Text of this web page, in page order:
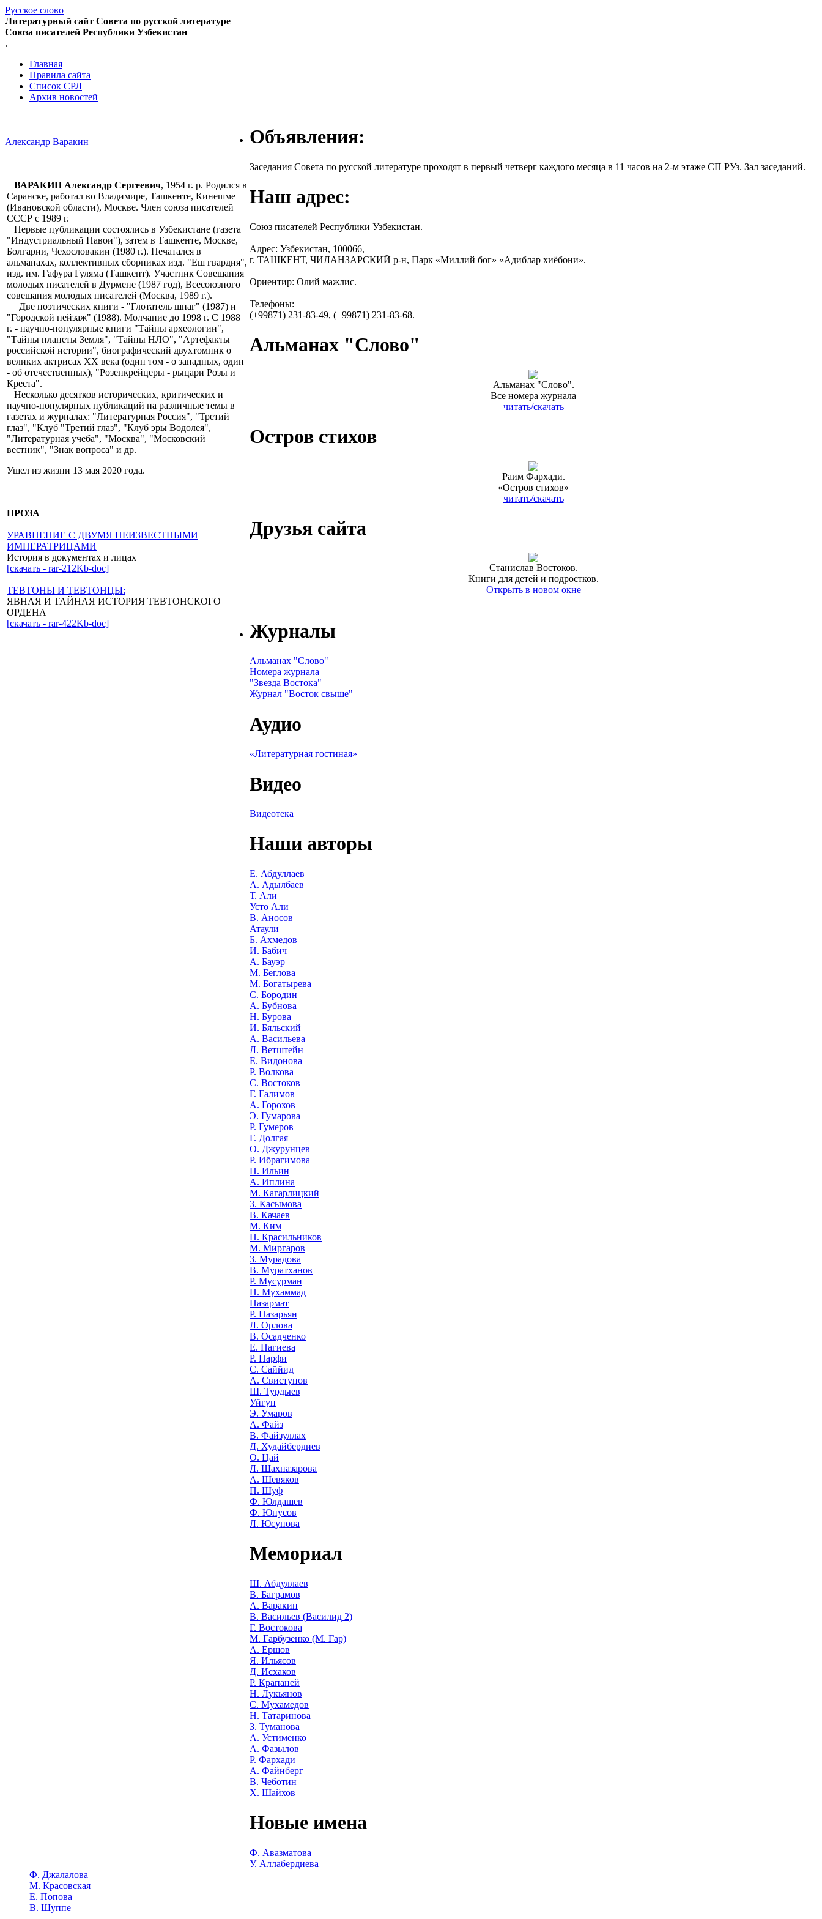
Русское слово
Литературный сайт Совета по русской литературе
Союза писателей Республики Узбекистан
.
Главная
Правила сайта
Список СРЛ
Архив новостей
Александр Варакин
ВАРАКИН Александр Сергеевич, 1954 г. р. Родился в
Саранске, работал во Владимире, Ташкенте, Кинешме
(Ивановской области), Москве. Член союза писателей
СССР с 1989 г.
Первые публикации состоялись в Узбекистане (газета
"Индустриальный Навои"), затем в Ташкенте, Москве,
Болгарии, Чехословакии (1980 г.). Печатался в
альманахах, коллективных сборниках изд. "Еш гвардия",
изд. им. Гафура Гуляма (Ташкент). Участник Совещания
молодых писателей в Дурмене (1987 год), Всесоюзного
совещания молодых писателей (Москва, 1989 г.).
Две поэтических книги - "Глотатель шпаг" (1987) и
"Городской пейзаж" (1988). Молчание до 1998 г. С 1988
г. - научно-популярные книги "Тайны археологии",
"Тайны планеты Земля", "Тайны НЛО", "Артефакты
российской истории", биографический двухтомник о
великих актрисах XX века (один том - о западных, один
- об отечественных), "Розенкрейцеры - рыцари Розы и
Креста".
Несколько десятков исторических, критических и
научно-популярных публикаций на различные темы в
газетах и журналах: "Литературная Россия", "Третий
глаз", "Клуб "Третий глаз", "Клуб эры Водолея",
"Литературная учеба", "Москва", "Московский
вестник", "Знак вопроса" и др.
Ушел из жизни 13 мая 2020 года.
ПРОЗА
УРАВНЕНИЕ С ДВУМЯ НЕИЗВЕСТНЫМИ
ИМПЕРАТРИЦАМИ
История в документах и лицах
[скачать - rar-212Kb-doc]
ТЕВТОНЫ И ТЕВТОНЦЫ:
ЯВНАЯ И ТАЙНАЯ ИСТОРИЯ ТЕВТОНСКОГО
ОРДЕНА
[скачать - rar-422Kb-doc]
Объявления:
Заседания Совета по русской литературе проходят в первый четверг каждого месяца в 11 часов на 2-м этаже СП РУз. Зал заседаний.
Наш адрес:
Союз писателей Республики Узбекистан.
Адрес: Узбекистан, 100066,
г. ТАШКЕНТ, ЧИЛАНЗАРСКИЙ р-н, Парк «Миллий бог» «Адиблар хиёбони».
Ориентир: Олий мажлис.
Телефоны:
(+99871) 231-83-49, (+99871) 231-83-68.
Альманах "Слово"
Альманах "Слово".
Все номера журнала
читать/скачать
Остров стихов
Раим Фархади.
«Остров стихов»
читать/скачать
Друзья сайта
Станислав Востоков.
Книги для детей и подростков.
Открыть в новом окне
Журналы
Альманах "Слово"
Номера журнала
"Звезда Востока"
Журнал "Восток свыше"
Аудио
«Литературная гостиная»
Видео
Видеотека
Наши авторы
Е. Абдуллаев
А. Адылбаев
Т. Али
Усто Али
В. Аносов
Атаули
Б. Ахмедов
И. Бабич
А. Бауэр
М. Беглова
М. Богатырева
С. Бородин
А. Бубнова
Н. Бурова
И. Бяльский
А. Васильева
Л. Ветштейн
Е. Видонова
Р. Волкова
С. Востоков
Г. Галимов
А. Горохов
Э. Гумарова
Р. Гумеров
Г. Долгая
О. Джурунцев
Р. Ибрагимова
Н. Ильин
А. Иплина
М. Кагарлицкий
З. Касымова
В. Качаев
М. Ким
Н. Красильников
М. Миргаров
З. Мурадова
В. Муратханов
Р. Мусурман
Н. Мухаммад
Назармат
Р. Назарьян
Л. Орлова
В. Осадченко
Е. Пагиева
Р. Парфи
С. Саййид
А. Свистунов
Ш. Турдыев
Уйгун
Э. Умаров
А. Файз
В. Файзуллах
Д. Худайбердиев
О. Цай
Л. Шахназарова
А. Шевяков
П. Шуф
Ф. Юлдашев
Ф. Юнусов
Л. Юсупова
Мемориал
Ш. Абдуллаев
В. Баграмов
А. Варакин
В. Васильев (Василид 2)
Г. Востокова
М. Гарбузенко (М. Гар)
А. Ершов
Я. Ильясов
Д. Исхаков
Р. Крапаней
Н. Лукьянов
С. Мухамедов
Н. Татаринова
З. Туманова
А. Устименко
А. Фазылов
Р. Фархади
А. Файнберг
В. Чеботин
Х. Шайхов
Новые имена
Ф. Авазматова
У. Аллабердиева
Ф. Джалалова
М. Красовская
Е. Попова
В. Шуппе